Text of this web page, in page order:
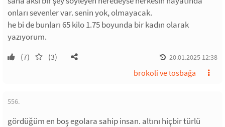
onları sevenler var. senin yok, olmayacak.
he bi de bunları 65 kilo 1.75 boyunda bir kadın olarak
yazıyorum.
(7) (3) 20.01.2025 12:38
brokoli ve tosbağa
556.
gördüğüm en boş egolara sahip insan. altını hiçbir türlü